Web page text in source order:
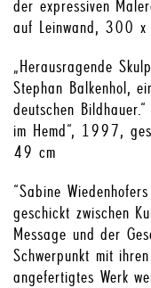
der expressiven
auf Leinwand, 300
„Herausragende
Stephan Balkenhol,
deutschen
im Hemd“, 1997,
49 cm
“Sabine
geschickt zwischen
Message und der
Schwerpunkt mit
angefertigtes Werk